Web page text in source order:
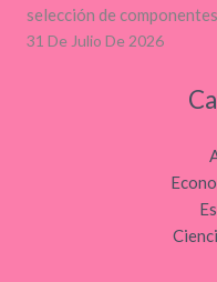
selección de
31 De Julio De 2026